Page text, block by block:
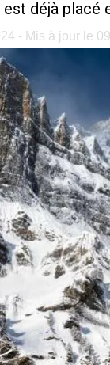
déjà placé
- Mis à jour le